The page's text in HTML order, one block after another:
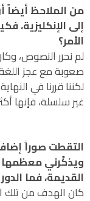
من الملاحظ أيضاً
إلى الإنكليزية،
الأمر؟
لم نحرر النصوص،
صعوبة مع عجز اللغة
لكننا قررنا في
غير سلسلة، فإنها
التقطت صوراً
ويذكّرني معظمها
القديمة، فما
كان الهدف من تلك